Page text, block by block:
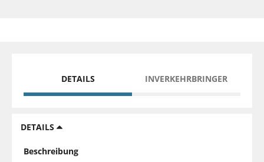
DETAILS INVERKEHRBRINGER
DETAILS
Beschreibung